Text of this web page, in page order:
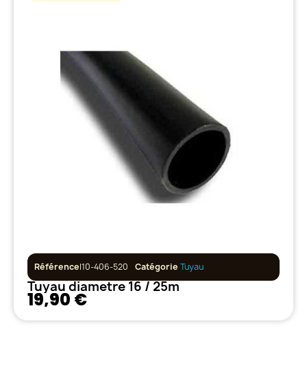
RéférenceI10-406-520 Catégorie Tuyau
Tuyau diametre 16 / 25m
19,90 €